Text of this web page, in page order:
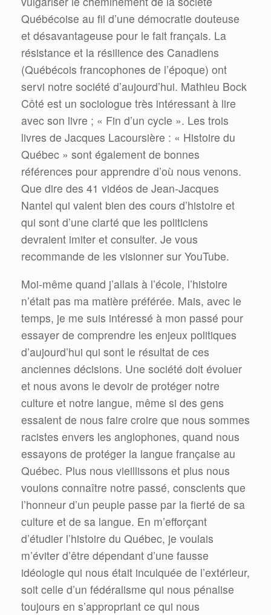
Québécoise au fil d’une démocratie douteuse
et désavantageuse pour le fait français. La
résistance et la résilience des Canadiens
(Québécois francophones de l’époque) ont
servi notre société d’aujourd’hui. Mathieu Bock
Côté est un sociologue très intéressant à lire
avec son livre ; « Fin d’un cycle ». Les trois
livres de Jacques Lacoursière : « Histoire du
Québec » sont également de bonnes
références pour apprendre d’où nous venons.
Que dire des 41 vidéos de Jean-Jacques
Nantel qui valent bien des cours d’histoire et
qui sont d’une clarté que les politiciens
devraient imiter et consulter. Je vous
recommande de les visionner sur YouTube.
Moi-même quand j’allais à l’école, l’histoire
n’était pas ma matière préférée. Mais, avec le
temps, je me suis intéressé à mon passé pour
essayer de comprendre les enjeux politiques
d’aujourd’hui qui sont le résultat de ces
anciennes décisions. Une société doit évoluer
et nous avons le devoir de protéger notre
culture et notre langue, même si des gens
essaient de nous faire croire que nous sommes
racistes envers les anglophones, quand nous
essayons de protéger la langue française au
Québec. Plus nous vieillissons et plus nous
voulons connaître notre passé, conscients que
l’honneur d’un peuple passe par la fierté de sa
culture et de sa langue. En m’efforçant
d’étudier l’histoire du Québec, je voulais
m’éviter d’être dépendant d’une fausse
idéologie qui nous était inculquée de l’extérieur,
soit celle d’un fédéralisme qui nous pénalise
toujours en s’appropriant ce qui nous